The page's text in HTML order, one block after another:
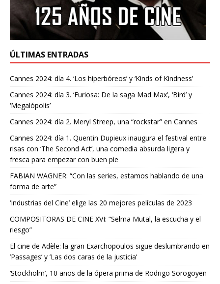
ÚLTIMAS ENTRADAS
Cannes 2024: día 4. ‘Los hiperbóreos’ y ‘Kinds of Kindness’
Cannes 2024: día 3. ‘Furiosa: De la saga Mad Max’, ‘Bird’ y
‘Megalópolis’
Cannes 2024: día 2. Meryl Streep, una “rockstar” en Cannes
Cannes 2024: día 1. Quentin Dupieux inaugura el festival entre
risas con ‘The Second Act’, una comedia absurda ligera y
fresca para empezar con buen pie
FABIAN WAGNER: “Con las series, estamos hablando de una
forma de arte”
‘Industrias del Cine’ elige las 20 mejores películas de 2023
COMPOSITORAS DE CINE XVI: “Selma Mutal, la escucha y el
riesgo”
El cine de Adèle: la gran Exarchopoulos sigue deslumbrando en
’Passages’ y ’Las dos caras de la justicia’
‘Stockholm’, 10 años de la ópera prima de Rodrigo Sorogoyen